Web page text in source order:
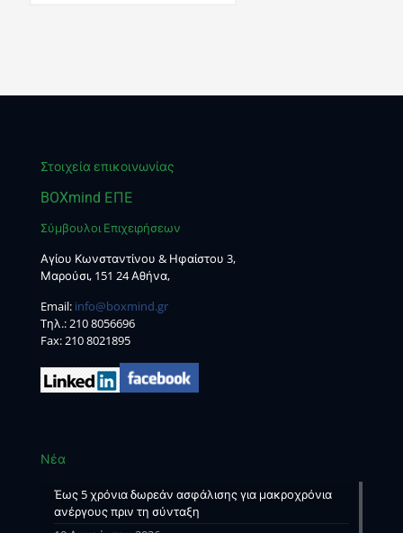
Στοιχεία επικοινωνίας
BOXmind ΕΠΕ
Σύμβουλοι Επιχειρήσεων
Αγίου Κωνσταντίνου & Ηφαίστου 3,
Μαρούσι, 151 24 Αθήνα,
Email: info@boxmind.gr
Tηλ.:210 8056696
Fax: 210 8021895
Νέα
Έως 5 χρόνια δωρεάν ασφάλισης για μακροχρόνια
ανέργους πριν τη σύνταξη